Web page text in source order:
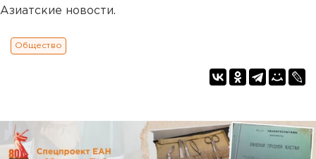
Азиатские новости.
Общество